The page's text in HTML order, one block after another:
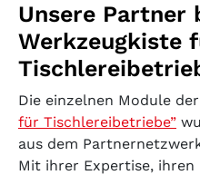
Unsere Partner
Werkzeugkiste
Die einzelnen Module der
für Tischlereibetriebe”
aus dem
Mit ihrer Expertise, ihren